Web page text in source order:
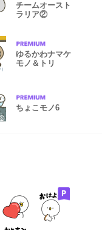
チームオースト
ラリア②
ゆるかわナマケ
モノ＆トリ
ちょこモノ6